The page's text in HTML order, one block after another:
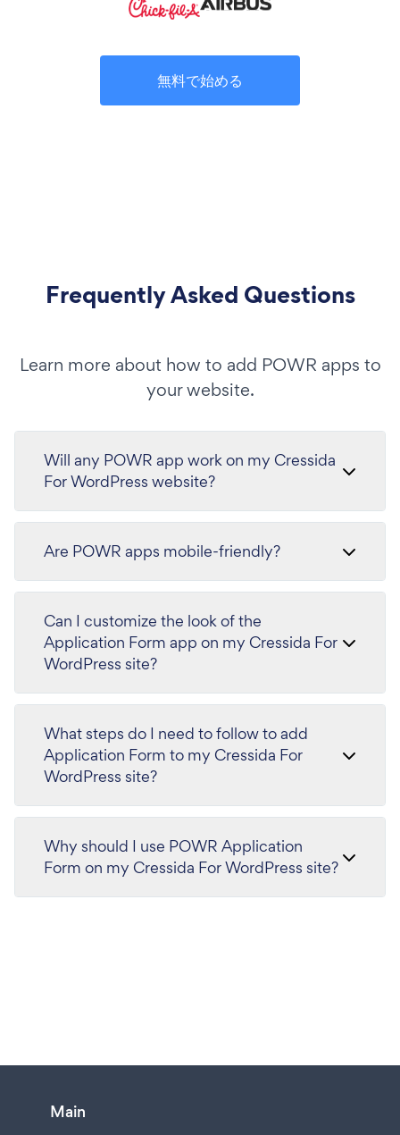
無料で始める
Frequently Asked Questions
Learn more about how to add POWR apps to
your website.
Will any POWR app work on my Cressida
For WordPress website?
Are POWR apps mobile-friendly?
Can I customize the look of the
Application Form app on my Cressida For
WordPress site?
What steps do I need to follow to add
Application Form to my Cressida For
WordPress site?
Why should I use POWR Application
Form on my Cressida For WordPress site?
Main